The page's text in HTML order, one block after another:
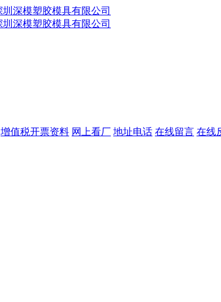
增值税开票资料 网上看厂 地址电话 在线留言 在线